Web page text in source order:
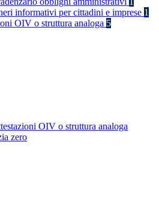
informativi per cittadini e imprese 1
OIV o struttura analoga 5
OIV o struttura analoga
zero